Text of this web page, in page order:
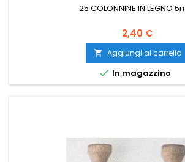
25 COLONNINE IN LEGNO
2,40 €
 Aggiungi al carrello
 In magazzino